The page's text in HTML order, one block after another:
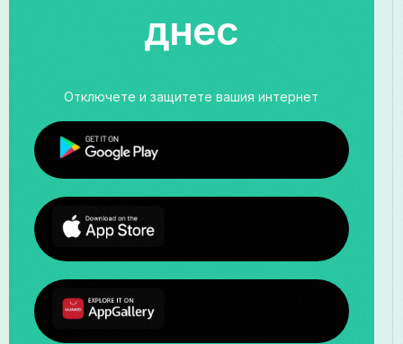
днес
Отключете и защитете вашия интернет